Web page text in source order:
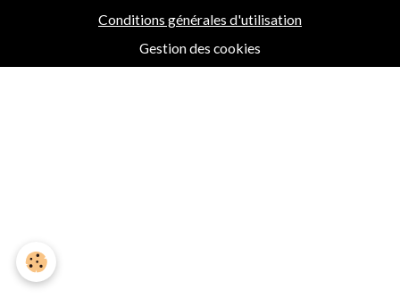
Conditions générales d'utilisation
Gestion des cookies